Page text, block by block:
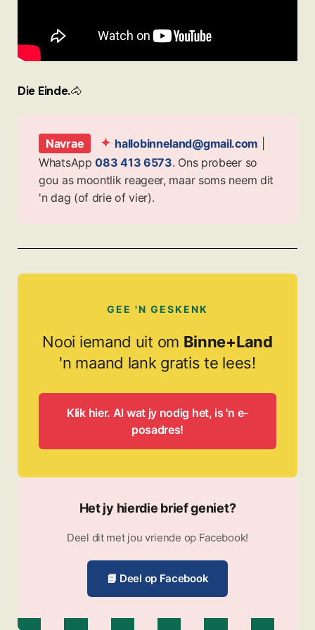
Die Einde.🐴
Navrae ✦ hallobinneland@gmail.com
WhatsApp083 413 6573. Ons probeer so
gou as moontlik reageer, maar soms neem dit
'n dag (of drie of vier).
GEE 'N GESKENK
Nooi iemand uit om Binne+Land
'n maand lank gratis te lees!
Klik hier. Al wat jy nodig het, is 'n e-
posadres!
Het jy hierdie brief geniet?
Deel dit met jou vriende op Facebook!
📘 Deel op Facebook